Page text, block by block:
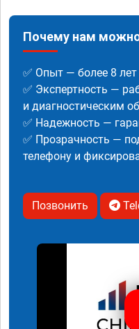
Почему нам
✅ Опыт — более 8
✅ Экспертность —
и диагностическим
✅ Надежность —
✅ Прозрачность —
телефону и
Позвонить